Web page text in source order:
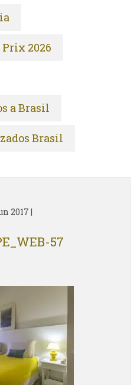
Prix 2026
a Brasil
Brasil
2017 |
57